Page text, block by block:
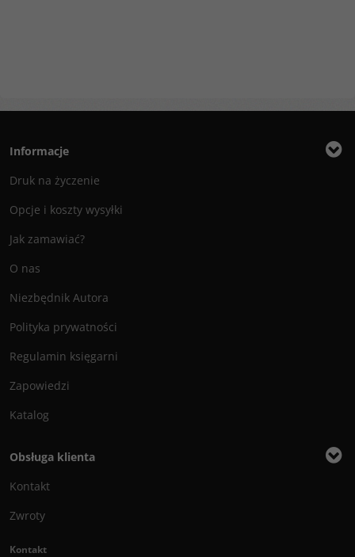
Informacje
Druk na życzenie
Opcje i koszty wysyłki
Jak zamawiać?
O nas
Niezbędnik Autora
Polityka prywatności
Regulamin księgarni
Zapowiedzi
Katalog
Obsługa klienta
Kontakt
Zwroty
Kontakt